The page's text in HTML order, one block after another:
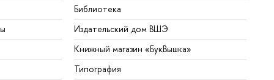
Библиотека
Издательский дом ВШЭ
Книжный магазин «БукВышка»
Типография